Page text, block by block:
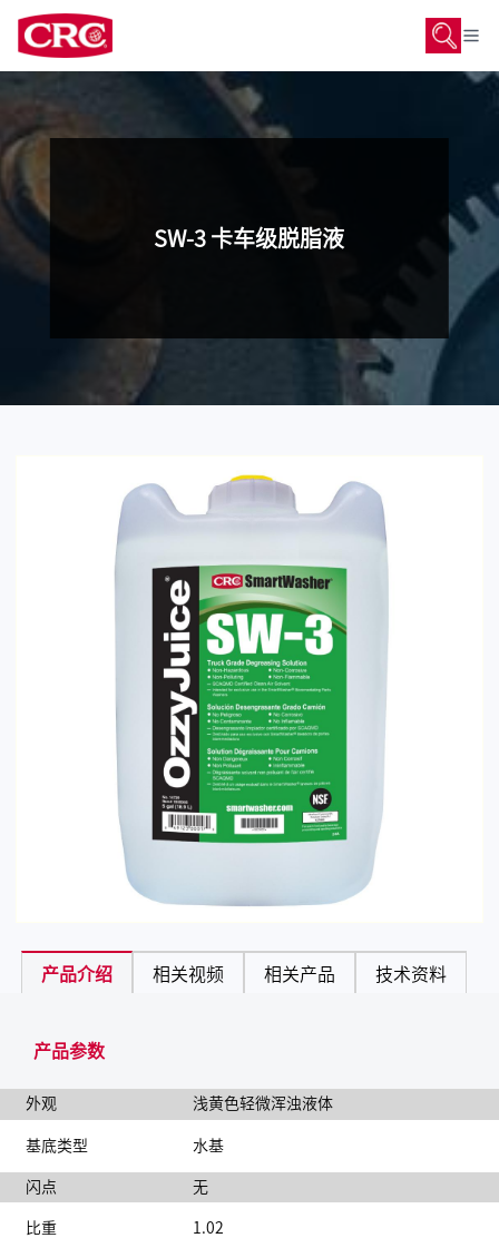
SW-3 卡车级脱脂液
产品介绍 相关视频 相关产品 技术资料
产品参数
外观 浅黄色轻微浑浊液体
基底类型 水基
闪点 无
比重 1.02